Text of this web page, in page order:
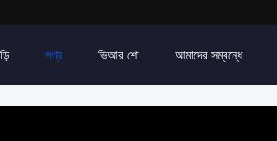
পণ্য ভিআর শো আমাদের সম্বন্ধে